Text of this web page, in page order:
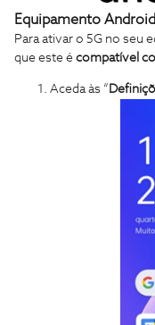
Equipamento Android
Para ativar o 5G no seu
que este é compatível
Aceda às “